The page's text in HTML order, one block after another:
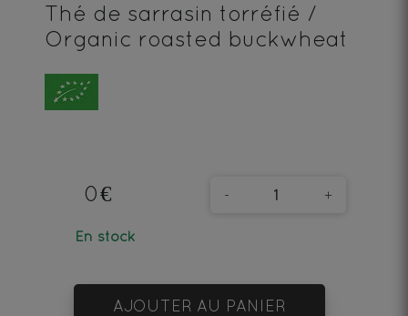
Thé de sarrasin torréfié /
Organic roasted buckwheat
0€
En stock
- +
AJOUTER AU PANIER